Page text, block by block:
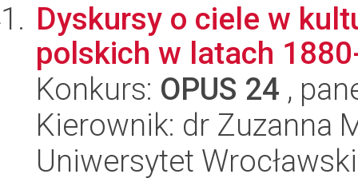
Dyskursy o ciele w
polskich w latach
Konkurs: OPUS 24 ,
Kierownik: dr Zuzanna
Uniwersytet